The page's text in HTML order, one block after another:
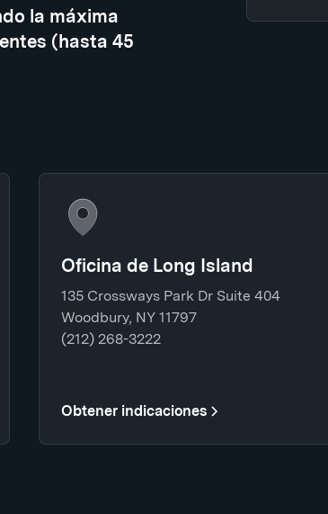
la máxima
(hasta 45
Oficina de Long Island
135 Crossways Park Dr Suite 404
Woodbury, NY 11797
(212) 268-3222
Obtener indicaciones